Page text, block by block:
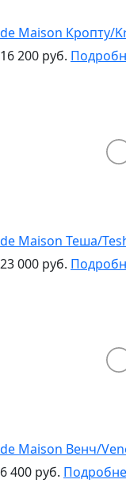
de Maison Кропту/
16 200 руб.
de Maison Теша/
23 000 руб.
de Maison Венч/
6 400 руб.